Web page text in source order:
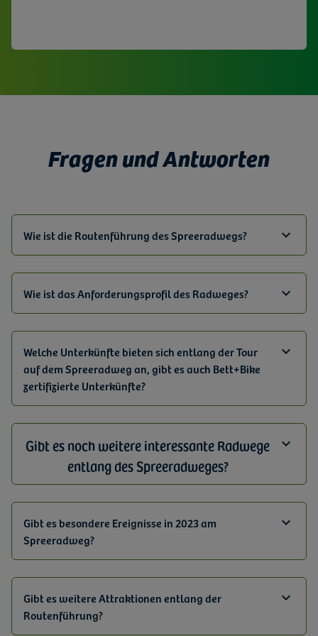
Fragen und Antworten
Wie ist die Routenführung des Spreeradwegs?
Wie ist das Anforderungsprofil des Radweges?
Welche Unterkünfte bieten sich entlang der Tour
auf dem Spreeradweg an, gibt es auch Bett+Bike
zertifizierte Unterkünfte?
Gibt es noch weitere interessante Radwege
entlang des Spreeradweges?
Gibt es besondere Ereignisse in 2023 am
Spreeradweg?
Gibt es weitere Attraktionen entlang der
Routenführung?